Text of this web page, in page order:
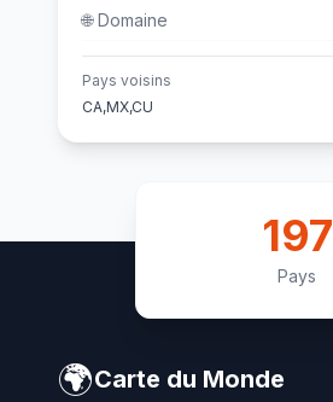
🌐Domaine
Pays voisins
CA,MX,CU
197
Pays
🌍Carte du Monde